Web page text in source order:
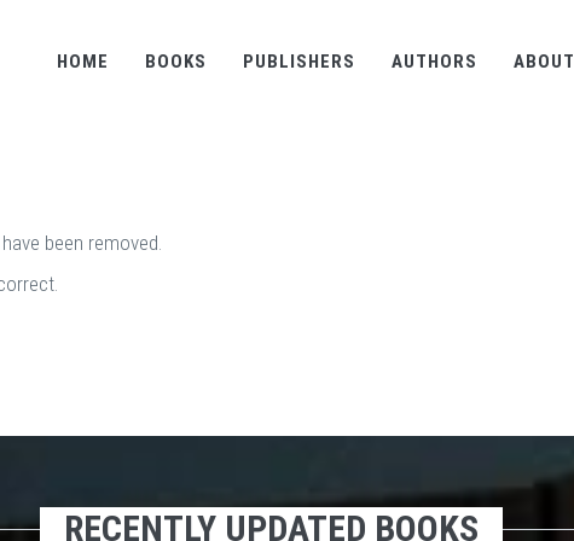
HOME BOOKS PUBLISHERS AUTHORS ABOUT
been removed.
RECENTLY UPDATED BOOKS